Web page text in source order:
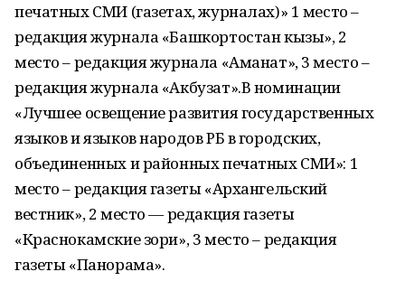
печатных СМИ (газетах, журналах)» 1 место –
редакция журнала «Башкортостан кызы», 2
место – редакция журнала «Аманат», 3 место –
редакция журнала «Акбузат».В номинации
«Лучшее освещение развития государственных
языков и языков народов РБ в городских,
объединенных и районных печатных СМИ»: 1
место – редакция газеты «Архангельский
вестник», 2 место — редакция газеты
«Краснокамские зори», 3 место – редакция
газеты «Панорама».